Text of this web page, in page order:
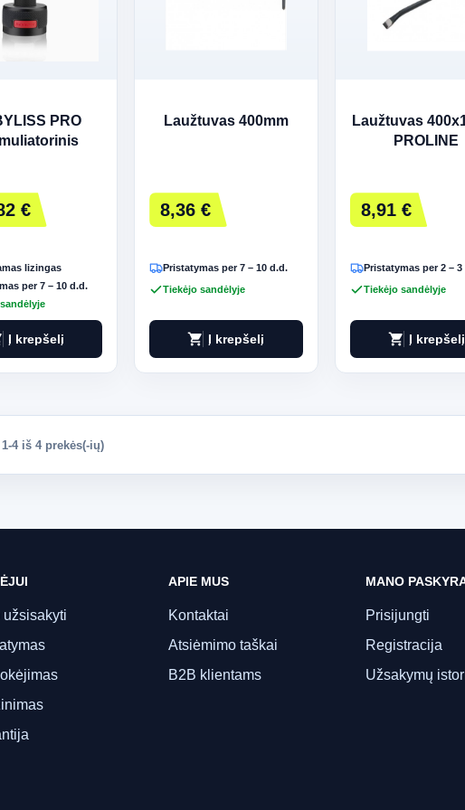
PRO
€
lizingas
per 7 – 10 d.d.
Į krepšelį
Laužtuvas 400mm
8,36 €
Pristatymas per 7 – 10 d.d.
Tiekėjo sandėlyje
shopping_cart Į krepšelį
Laužtuvas
PROLINE
8,91 €
Pristatymas per 2 – 3
Tiekėjo sandėlyje
shopping_cart Į krepšelį
4 iš 4 prekės(-ių)
užsisakyti
APIE MUS
Kontaktai
Atsiėmimo taškai
B2B klientams
MANO
Prisijungti
Registracija
Užsakymų